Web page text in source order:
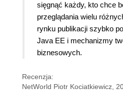
sięgnąć każdy, kto chce
przeglądania wielu
rynku publikacji szybko
Java EE i mechanizmy
biznesowych.
Recenzja:
NetWorld Piotr Kociatkiewicz,